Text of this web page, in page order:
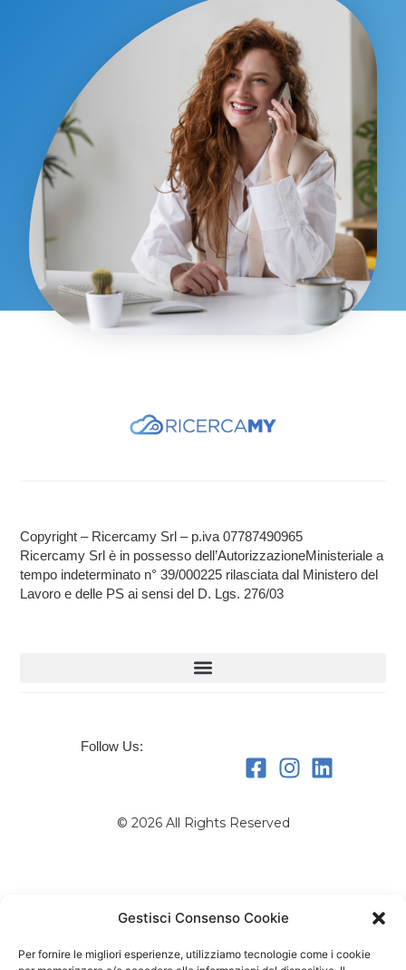
Gestisci Consenso Cookie
Per fornire le migliori esperienze, utilizziamo tecnologie come i cookie
Copyright – Ricercamy Srl – p.iva 07787490965
Ricercamy Srl è in possesso dell’AutorizzazioneMinisteriale a
tempo indeterminato n° 39/000225 rilasciata dal Ministero del
Lavoro e delle PS ai sensi del D. Lgs. 276/03
Follow Us:
© 2026 All Rights Reserved